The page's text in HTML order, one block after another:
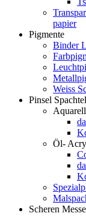
papier
Pigmente
Binder
Weiss
Pinsel Spachtel
Öl-
Scheren